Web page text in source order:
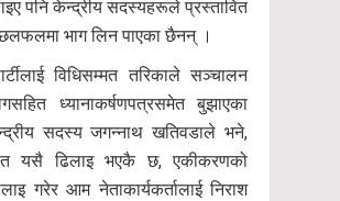
पनि केन्द्रीय सदस्यहरूले प्रस्तावित
भाग लिन पाएका छैनन् ।
विधिसम्मत तरिकाले सञ्चालन
ध्यानाकर्षणपत्रसमेत बुझाएका
सदस्य जगन्नाथ खतिवडाले भने,
त यसै ढिलाइ भएकै छ, एकीकरणको
गरेर आम नेताकार्यकर्तालाई निराश